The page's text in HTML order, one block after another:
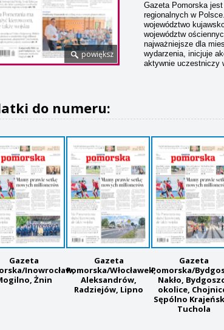
powiększ
Gazeta Pomorska
regionalnych w
województwo
województw
najważniejsze dla
wydarzenia, inicjuje
aktywnie uczestniczy
do numeru:
Gazeta
Inowrocław,
Żnin
Gazeta
Pomorska/Włocławek,
Aleksandrów,
Radziejów, Lipno
Gazeta
Pomorska/
Nakło,
okolice,
Sępólno
Tuchola